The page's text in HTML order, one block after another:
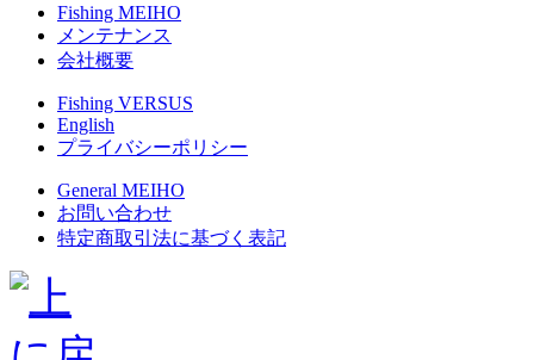
Fishing MEIHO
メンテナンス
会社概要
Fishing VERSUS
English
プライバシーポリシー
General MEIHO
お問い合わせ
特定商取引法に基づく表記